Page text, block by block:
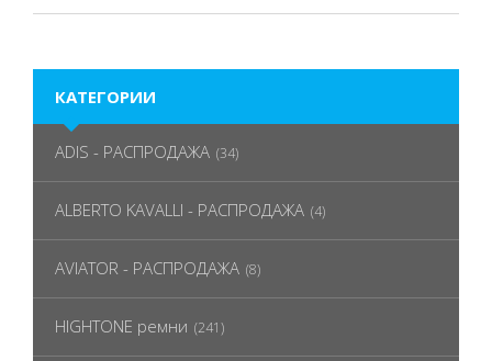
КАТЕГОРИИ
ADIS - РАСПРОДАЖА (34)
ALBERTO KAVALLI - РАСПРОДАЖА (4)
AVIATOR - РАСПРОДАЖА (8)
HIGHTONE ремни (241)